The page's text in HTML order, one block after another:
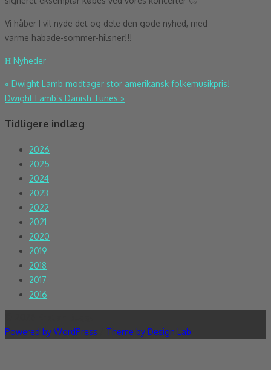
Vi håber I vil nyde det og dele den gode nyhed, med
varme habade-sommer-hilsner!!!
Nyheder
Indlægsnavigation
« Dwight Lamb modtager stor amerikansk folkemusikpris!
Dwight Lamb’s Danish Tunes »
Tidligere indlæg
2026
2025
2024
2023
2022
2021
2020
2019
2018
2017
2016
Powered by WordPress
Theme by Design Lab